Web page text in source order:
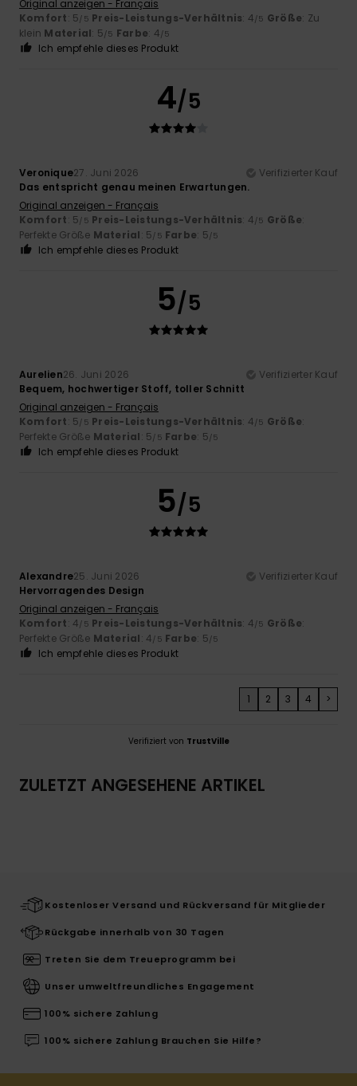
Original anzeigen - Français
Komfort: 5/5 Preis-Leistungs-Verhältnis: 4/5 Größe: Zu
klein Material: 5/5 Farbe: 4/5
Ich empfehle dieses Produkt
4/5
Veronique27. Juni 2026
Verifizierter Kauf
Das entspricht genau meinen Erwartungen.
Original anzeigen - Français
Komfort: 5/5 Preis-Leistungs-Verhältnis: 4/5 Größe:
Perfekte Größe Material: 5/5 Farbe: 5/5
Ich empfehle dieses Produkt
5/5
Aurelien26. Juni 2026
Verifizierter Kauf
Bequem, hochwertiger Stoff, toller Schnitt
Original anzeigen - Français
Komfort: 5/5 Preis-Leistungs-Verhältnis: 4/5 Größe:
Perfekte Größe Material: 5/5 Farbe: 5/5
Ich empfehle dieses Produkt
5/5
Alexandre25. Juni 2026
Verifizierter Kauf
Hervorragendes Design
Original anzeigen - Français
Komfort: 4/5 Preis-Leistungs-Verhältnis: 4/5 Größe:
Perfekte Größe Material: 4/5 Farbe: 5/5
Ich empfehle dieses Produkt
1 2 3 4 >
Verifiziert von TrustVille
ZULETZT ANGESEHENE ARTIKEL
Kostenloser Versand und Rückversand für Mitglieder
Rückgabe innerhalb von 30 Tagen
Treten Sie dem Treueprogramm bei
Unser umweltfreundliches Engagement
100% sichere Zahlung
100% sichere Zahlung Brauchen Sie Hilfe?